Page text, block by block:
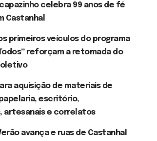
celebra 99 anos de fé
Castanhal
primeiros veículos do programa
reforçam a retomada do
aquisição de materiais de
escritório,
artesanais e correlatos
avança e ruas de Castanhal